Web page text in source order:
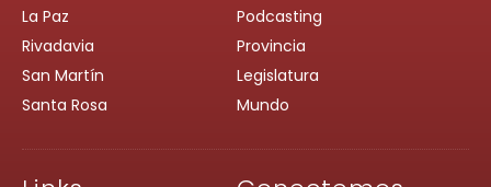
La Paz
Rivadavia
San Martín
Santa Rosa
Podcasting
Provincia
Legislatura
Mundo